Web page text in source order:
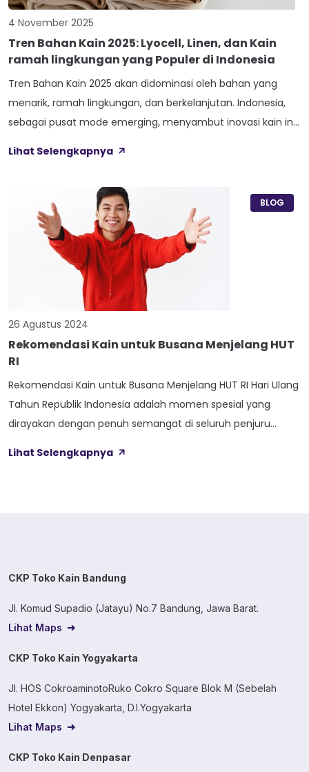
4 November 2025
Tren Bahan Kain 2025: Lyocell, Linen, dan Kain
ramah lingkungan yang Populer di Indonesia
Tren Bahan Kain 2025 akan didominasi oleh bahan yang
menarik, ramah lingkungan, dan berkelanjutan. Indonesia,
sebagai pusat mode emerging, menyambut inovasi kain ini,
dan etika produksi. Pergeseran ini melampaui tren musiman,
modern menuntut transparansi dan memprioritaskan
keberlangsungan sumber daya alam. Bagi industri tekstil
lokal […]
Lihat Selengkapnya
BLOG
26 Agustus 2024
Rekomendasi Kain untuk Busana Menjelang HUT
RI
Rekomendasi Kain untuk Busana Menjelang HUT RI Hari Ulang
Tahun Republik Indonesia adalah momen spesial yang
dirayakan dengan penuh semangat di seluruh penjuru
nasionalisme bisa ditampilkan melalui berbagai cara, salah
Lihat Selengkapnya
CKP Toko Kain Bandung
Jl. Komud Supadio (Jatayu) No.7 Bandung, Jawa Barat.
Lihat Maps
CKP Toko Kain Yogyakarta
Jl. HOS CokroaminotoRuko Cokro Square Blok M (Sebelah
Hotel Ekkon) Yogyakarta, D.I.Yogyakarta
Lihat Maps
CKP Toko Kain Denpasar